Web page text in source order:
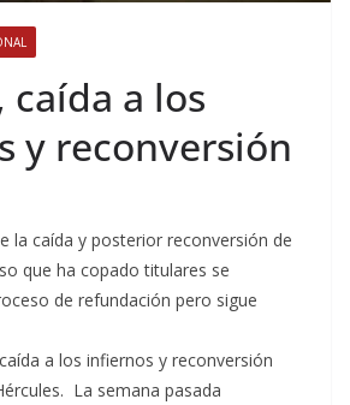
caída a los
y reconversión
la caída y posterior reconversión de
que ha copado titulares se
de refundación pero sigue
a los infiernos y reconversión
La semana pasada